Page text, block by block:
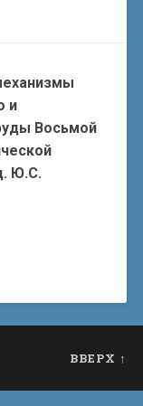
и
Восьмой
Ю.С.
ВВЕРХ ↑